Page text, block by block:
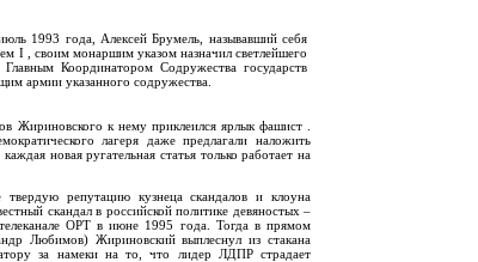
1993 года, Алексей Брумель, называвший себя
I , своим монаршим указом назначил светлейшего
Координатором Содружества государств
армии указанного содружества.
Жириновского к нему приклеился ярлык фашист .
лагеря даже предлагали наложить
новая ругательная статья только работает на
репутацию кузнеца скандалов и клоуна
скандал в российской политике девяностых –
ОРТ в июне 1995 года. Тогда в прямом
Любимов) Жириновский выплеснул из стакана
за намеки на то, что лидер ЛДПР страдает